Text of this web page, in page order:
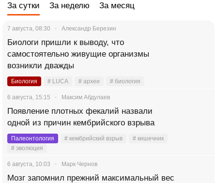
За сутки За неделю За месяц
7 августа, 08:30 Александр Березин
Биологи пришли к выводу, что
самостоятельно живущие организмы
возникли дважды
Биология # LUCA # археи # биология
6 августа, 15:15 Максим Абдулаев
Появление плотных фекалий назвали
одной из причин кембрийского взрыва
Палеонтология # кембрийский взрыв
# кишечник
# эволюция
6 августа, 10:03 Марк Чернов
Мозг запомнил прежний максимальный вес